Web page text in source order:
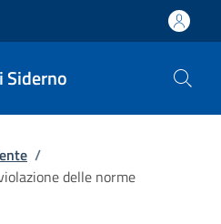
Siderno
/
delle norme